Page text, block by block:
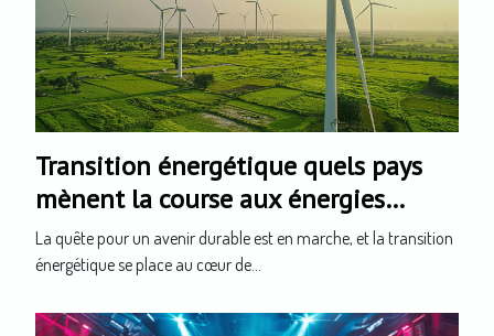
Transition énergétique quels pays
mènent la course aux énergies
renouvelables
La quête pour un avenir durable est en marche, et la transition
énergétique se place au cœur de...